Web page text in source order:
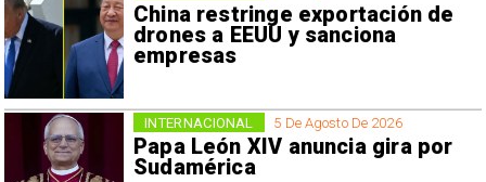
China restringe exportación de
drones a EEUU y sanciona
empresas
5 De Agosto De 2026
Papa León XIV anuncia gira por
Sudamérica
INTERNACIONAL